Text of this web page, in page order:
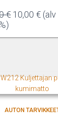
€ Alkuperäinen
oli:
10,00 €
on:
(alv
AUTON